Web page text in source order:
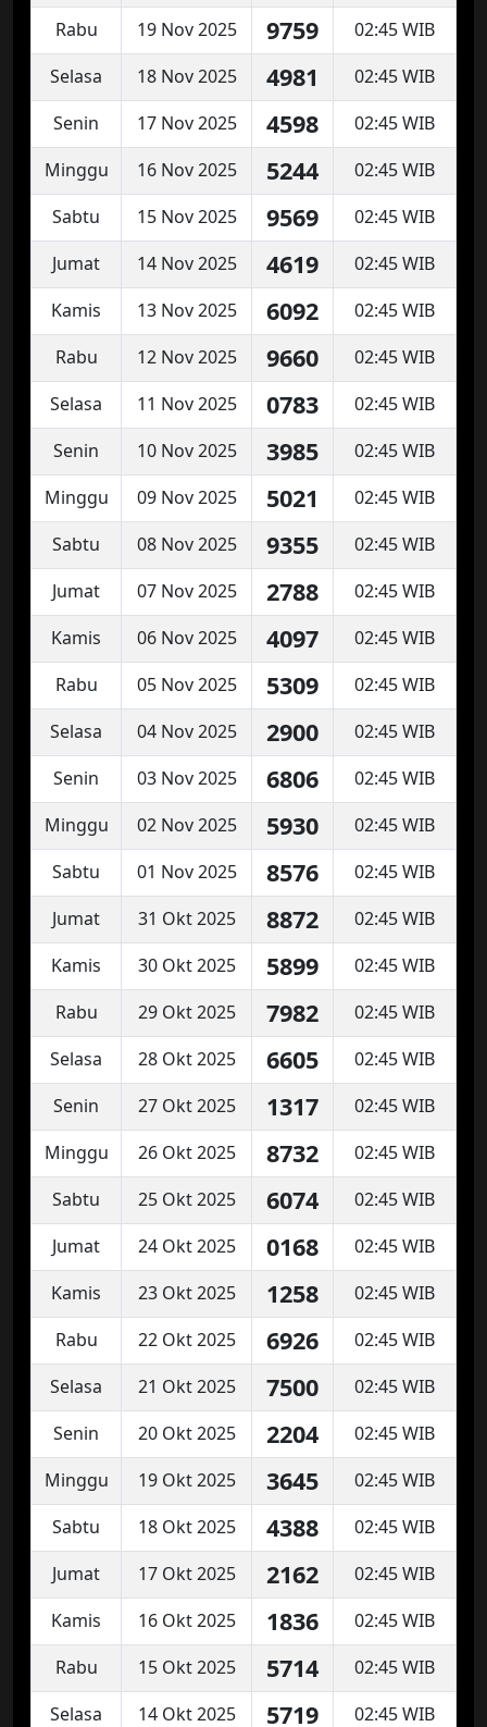
Rabu
19 Nov 2025 9759
02:45 WIB
Selasa
18 Nov 2025 4981
02:45 WIB
Senin
17 Nov 2025 4598
02:45 WIB
Minggu
16 Nov 2025 5244
02:45 WIB
Sabtu
15 Nov 2025 9569
02:45 WIB
Jumat
14 Nov 2025 4619
02:45 WIB
Kamis
13 Nov 2025 6092
02:45 WIB
Rabu
12 Nov 2025 9660
02:45 WIB
Selasa
11 Nov 2025 0783
02:45 WIB
Senin
10 Nov 2025 3985
02:45 WIB
Minggu
09 Nov 2025 5021
02:45 WIB
Sabtu
08 Nov 2025 9355
02:45 WIB
Jumat
07 Nov 2025 2788
02:45 WIB
Kamis
06 Nov 2025 4097
02:45 WIB
Rabu
05 Nov 2025 5309
02:45 WIB
Selasa
04 Nov 2025 2900
02:45 WIB
Senin
03 Nov 2025 6806
02:45 WIB
Minggu
02 Nov 2025 5930
02:45 WIB
Sabtu
01 Nov 2025 8576
02:45 WIB
Jumat
31 Okt 2025 8872
02:45 WIB
Kamis
30 Okt 2025 5899
02:45 WIB
Rabu
29 Okt 2025 7982
02:45 WIB
Selasa
28 Okt 2025 6605
02:45 WIB
Senin
27 Okt 2025 1317
02:45 WIB
Minggu
26 Okt 2025 8732
02:45 WIB
Sabtu
25 Okt 2025 6074
02:45 WIB
Jumat
24 Okt 2025 0168
02:45 WIB
Kamis
23 Okt 2025 1258
02:45 WIB
Rabu
22 Okt 2025 6926
02:45 WIB
Selasa
21 Okt 2025 7500
02:45 WIB
Senin
20 Okt 2025 2204
02:45 WIB
Minggu
19 Okt 2025 3645
02:45 WIB
Sabtu
18 Okt 2025 4388
02:45 WIB
Jumat
17 Okt 2025 2162
02:45 WIB
Kamis
16 Okt 2025 1836
02:45 WIB
Rabu
15 Okt 2025 5714
02:45 WIB
Selasa
14 Okt 2025 5719 02:45 WIB